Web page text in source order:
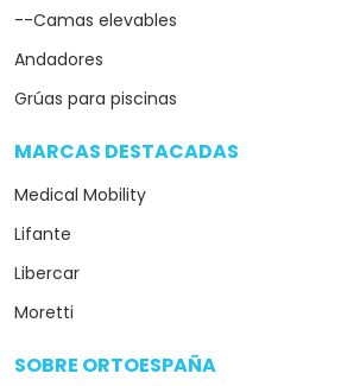
--Camas elevables
Andadores
Grúas para piscinas
MARCAS DESTACADAS
Medical Mobility
Lifante
Libercar
Moretti
SOBRE ORTOESPAÑA